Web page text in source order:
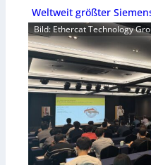
Weltweit größter
Bild: Ethercat Technology